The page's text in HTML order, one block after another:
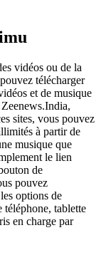
vidéos ou de la
télécharger
et de musique
sites, vous pouvez
à partir de
musique que
le lien
de
pouvez
options de
téléphone, tablette
en charge par